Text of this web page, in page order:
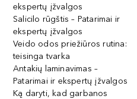
ekspertų įžvalgos
Salicilo rūgštis – Patarimai ir
ekspertų įžvalgos
Veido odos priežiūros rutina:
teisinga tvarka
Antakių laminavimas –
Patarimai ir ekspertų įžvalgos
Ką daryti, kad garbanos